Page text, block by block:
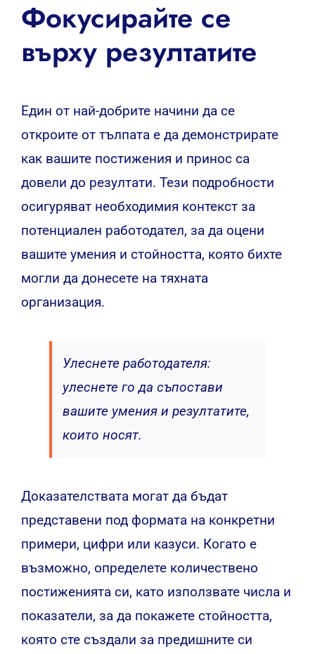
Фокусирайте се
върху резултатите
Един от най-добрите начини да се
откроите от тълпата е да демонстрирате
как вашите постижения и принос са
довели до резултати. Тези подробности
осигуряват необходимия контекст за
потенциален работодател, за да оцени
вашите умения и стойността, която бихте
могли да донесете на тяхната
организация.
Улеснете работодателя:
улеснете го да съпостави
вашите умения и резултатите,
които носят.
Доказателствата могат да бъдат
представени под формата на конкретни
примери, цифри или казуси. Когато е
възможно, определете количествено
постиженията си, като използвате числа и
показатели, за да покажете стойността,
която сте създали за предишните си